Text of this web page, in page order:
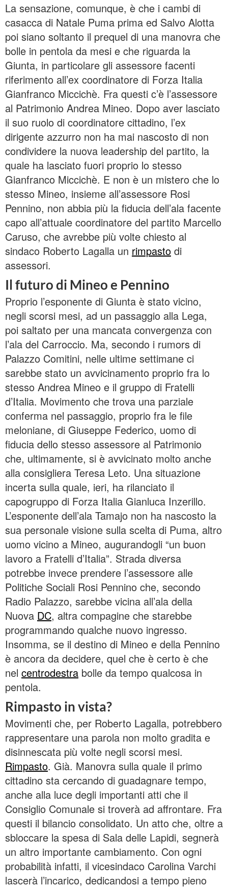
La sensazione, comunque, è che i cambi di
casacca di Natale Puma prima ed Salvo Alotta
poi siano soltanto il prequel di una manovra che
bolle in pentola da mesi e che riguarda la
Giunta, in particolare gli assessore facenti
riferimento all’ex coordinatore di Forza Italia
Gianfranco Miccichè. Fra questi c’è l’assessore
al Patrimonio Andrea Mineo. Dopo aver lasciato
il suo ruolo di coordinatore cittadino, l’ex
dirigente azzurro non ha mai nascosto di non
condividere la nuova leadership del partito, la
quale ha lasciato fuori proprio lo stesso
Gianfranco Miccichè. E non è un mistero che lo
stesso Mineo, insieme all’assessore Rosi
Pennino, non abbia più la fiducia dell’ala facente
capo all’attuale coordinatore del partito Marcello
Caruso, che avrebbe più volte chiesto al
sindaco Roberto Lagalla un rimpasto di
assessori.
Il futuro di Mineo e Pennino
Proprio l’esponente di Giunta è stato vicino,
negli scorsi mesi, ad un passaggio alla Lega,
poi saltato per una mancata convergenza con
l’ala del Carroccio. Ma, secondo i rumors di
Palazzo Comitini, nelle ultime settimane ci
sarebbe stato un avvicinamento proprio fra lo
stesso Andrea Mineo e il gruppo di Fratelli
d’Italia. Movimento che trova una parziale
conferma nel passaggio, proprio fra le file
meloniane, di Giuseppe Federico, uomo di
fiducia dello stesso assessore al Patrimonio
che, ultimamente, si è avvicinato molto anche
alla consigliera Teresa Leto. Una situazione
incerta sulla quale, ieri, ha rilanciato il
capogruppo di Forza Italia Gianluca Inzerillo.
L’esponente dell’ala Tamajo non ha nascosto la
sua personale visione sulla scelta di Puma, altro
uomo vicino a Mineo, augurandogli “un buon
lavoro a Fratelli d’Italia”. Strada diversa
potrebbe invece prendere l’assessore alle
Politiche Sociali Rosi Pennino che, secondo
Radio Palazzo, sarebbe vicina all’ala della
Nuova DC, altra compagine che starebbe
programmando qualche nuovo ingresso.
Insomma, se il destino di Mineo e della Pennino
è ancora da decidere, quel che è certo è che
nel centrodestra bolle da tempo qualcosa in
pentola.
Rimpasto in vista?
Movimenti che, per Roberto Lagalla, potrebbero
rappresentare una parola non molto gradita e
disinnescata più volte negli scorsi mesi.
Rimpasto. Già. Manovra sulla quale il primo
cittadino sta cercando di guadagnare tempo,
anche alla luce degli importanti atti che il
Consiglio Comunale si troverà ad affrontare. Fra
questi il bilancio consolidato. Un atto che, oltre a
sbloccare la spesa di Sala delle Lapidi, segnerà
un altro importante cambiamento. Con ogni
probabilità infatti, il vicesindaco Carolina Varchi
lascerà l’incarico, dedicandosi a tempo pieno